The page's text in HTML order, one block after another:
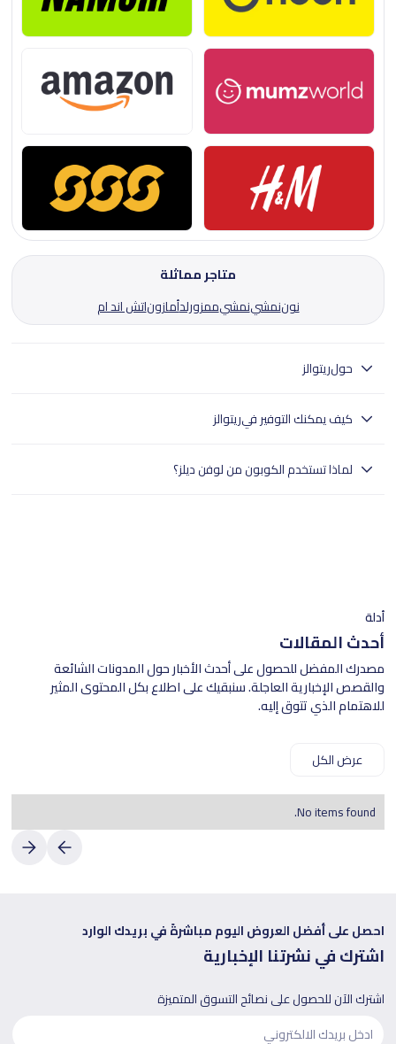
متاجر مماثلة
نوننمشينمشيممزورلدأمازوناتش اند ام
حولريتوالز
للعناية بالمنزل والجسم.
كيف يمكنك التوفير فيريتوالز
لوفن ديلز في العثور على قسائم ريتوالز لدبي وأبوظبي والشارقة.اقرأ شروط كل
لماذا تستخدم الكوبون من لوفن ديلز؟
أدلة
أحدث المقالات
مصدرك المفضل للحصول على أحدث الأخبار حول المدونات الشائعة
والقصص الإخبارية العاجلة. سنبقيك على اطلاع بكل المحتوى المثير
للاهتمام الذي تتوق إليه.
عرض الكل
No items found.
احصل على أفضل العروض اليوم مباشرةً في بريدك الوارد
اشترك في نشرتنا الإخبارية
اشترك الآن للحصول على نصائح التسوق المتميزة